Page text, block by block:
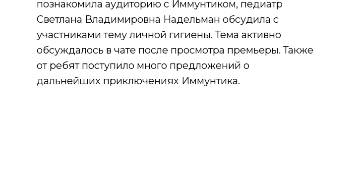
познакомила аудиторию с Иммунтиком, педиатр
Светлана Владимировна Надельман обсудила с
участниками тему личной гигиены. Тема активно
обсуждалось в чате после просмотра премьеры. Также
от ребят поступило много предложений о
дальнейших приключениях Иммунтика.